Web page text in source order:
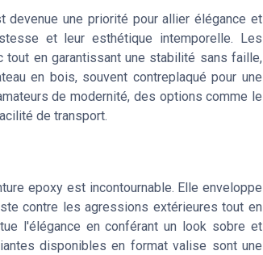
une priorité pour allier élégance et
et leur esthétique intemporelle. Les
tout en garantissant une stabilité sans faille,
en bois, souvent contreplaqué pour une
de modernité, des options comme le
de transport.
epoxy est incontournable. Elle enveloppe
contre les agressions extérieures tout en
l'élégance en conférant un look sobre et
disponibles en format valise sont une